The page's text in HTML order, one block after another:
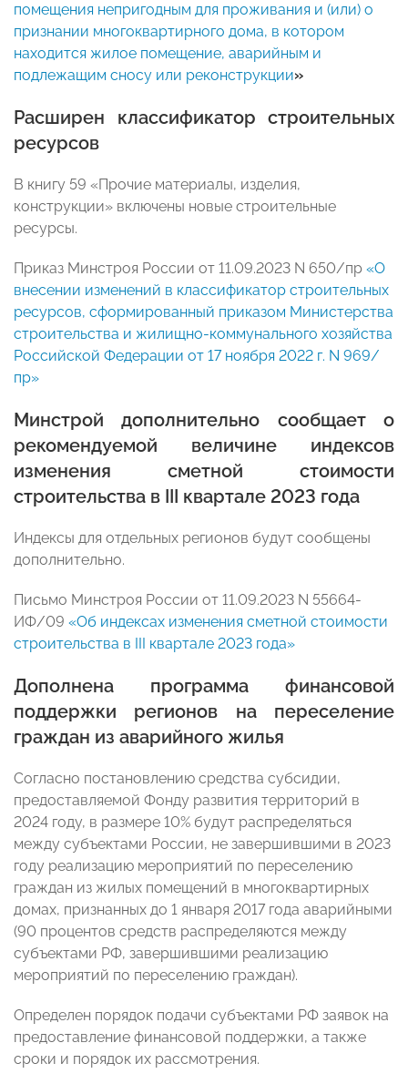
помещения непригодным для проживания и (или) о
признании многоквартирного дома, в котором
находится жилое помещение, аварийным и
подлежащим сносу или реконструкции»
Расширен классификатор строительных
ресурсов
В книгу 59 «Прочие материалы, изделия,
конструкции» включены новые строительные
ресурсы.
Приказ Минстроя России от 11.09.2023 N 650/пр «О
внесении изменений в классификатор строительных
ресурсов, сформированный приказом Министерства
строительства и жилищно-коммунального хозяйства
Российской Федерации от 17 ноября 2022 г. N 969/
пр»
Минстрой дополнительно сообщает о
рекомендуемой величине индексов
изменения сметной стоимости
строительства в III квартале 2023 года
Индексы для отдельных регионов будут сообщены
дополнительно.
Письмо Минстроя России от 11.09.2023 N 55664-
ИФ/09 «Об индексах изменения сметной стоимости
строительства в III квартале 2023 года»
Дополнена программа финансовой
поддержки регионов на переселение
граждан из аварийного жилья
Согласно постановлению средства субсидии,
предоставляемой Фонду развития территорий в
2024 году, в размере 10% будут распределяться
между субъектами России, не завершившими в 2023
году реализацию мероприятий по переселению
граждан из жилых помещений в многоквартирных
домах, признанных до 1 января 2017 года аварийными
(90 процентов средств распределяются между
субъектами РФ, завершившими реализацию
мероприятий по переселению граждан).
Определен порядок подачи субъектами РФ заявок на
предоставление финансовой поддержки, а также
сроки и порядок их рассмотрения.